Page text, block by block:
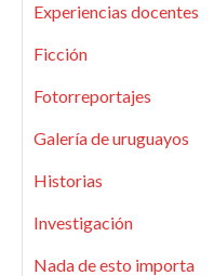
Experiencias docentes
Ficción
Fotorreportajes
Galería de uruguayos
Historias
Investigación
Nada de esto importa